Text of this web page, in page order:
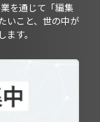
を通じて「編集
いこと、世の中が
す。